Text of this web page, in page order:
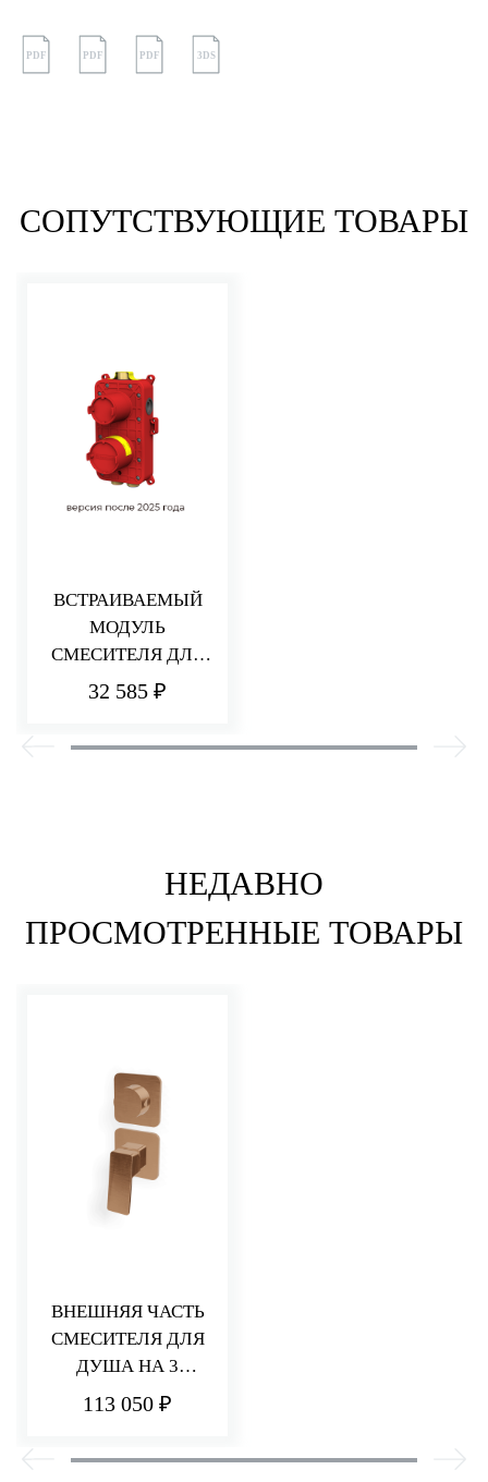
PDF PDF PDF 3DS
СОПУТСТВУЮЩИЕ ТОВАРЫ
ВСТРАИВАЕМЫЙ
МОДУЛЬ
СМЕСИТЕЛЯ ДЛЯ
ДУША НА 2/3
32 585 ₽
НЕДАВНО
ПРОСМОТРЕННЫЕ ТОВАРЫ
ВНЕШНЯЯ ЧАСТЬ
СМЕСИТЕЛЯ ДЛЯ
ДУША НА 3
ПОТРЕБИТЕЛЯ
113 050 ₽